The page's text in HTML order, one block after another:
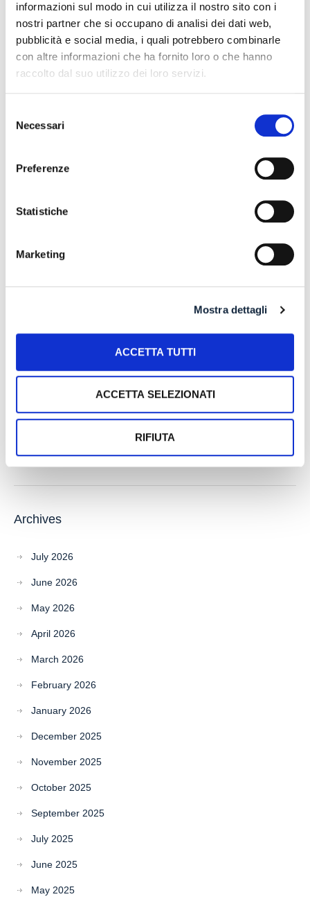
informazioni sul modo in cui utilizza il nostro sito con i
nostri partner che si occupano di analisi dei dati web,
pubblicità e social media, i quali potrebbero combinarle
con altre informazioni che ha fornito loro o che hanno
raccolto dal suo utilizzo dei loro servizi.
delNecessari
Preferenze
Statistiche
Marketing
Mostra dettagli
ACCETTA TUTTI
ACCETTA SELEZIONATI
RIFIUTA
Recent Posts
APERTURA DI NUOVI RAPPORTI BANCARI
RISTRUTTURAZIONE DEI DEBITI DEL CONSUMATORE
ANCHE PER L’IMPRENDITORE CESSATO CHE INTENDA
PRECEDENTE ATTIVITA’
SANITARI – Gestione della gravidanza ed omessa diagnosi
TRA OBBLIGAZIONE NATURALE E ARRICCHIMENTO
Archives
July 2026
June 2026
May 2026
April 2026
March 2026
February 2026
January 2026
December 2025
November 2025
October 2025
September 2025
July 2025
June 2025
May 2025